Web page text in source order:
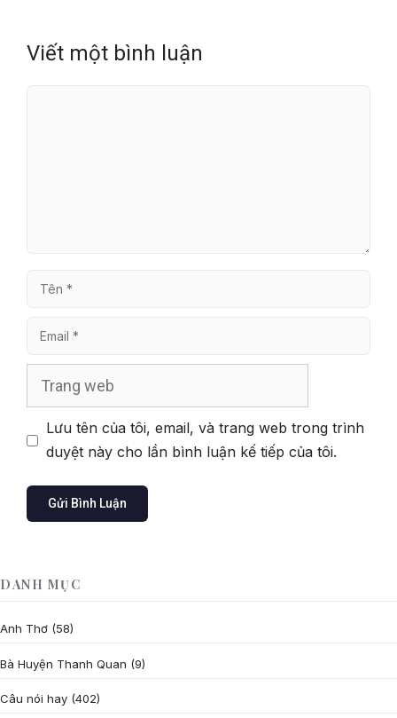
Viết một bình luận
Tên
Email
Lưu tên của tôi, email, và trang web trong trình
duyệt này cho lần bình luận kế tiếp của tôi.
DANH MỤC
Anh Thơ (58)
Bà Huyện Thanh Quan (9)
Câu nói hay (402)